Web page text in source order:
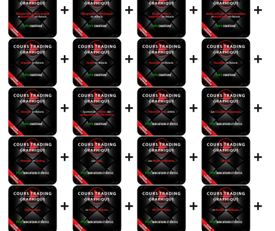
+ + + +
+ + + +
+ + + +
+ + + +
+ + + +